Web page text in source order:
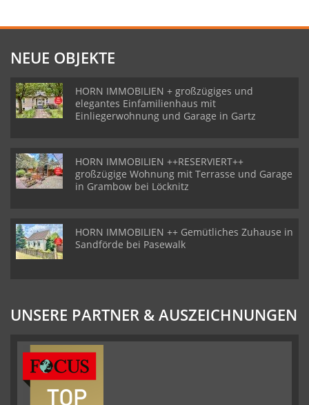
NEUE OBJEKTE
HORN IMMOBILIEN + großzügiges und
elegantes Einfamilienhaus mit
Einliegerwohnung und Garage in Gartz
HORN IMMOBILIEN ++RESERVIERT++
großzügige Wohnung mit Terrasse und Garage
in Grambow bei Löcknitz
HORN IMMOBILIEN ++ Gemütliches Zuhause in
Sandförde bei Pasewalk
UNSERE PARTNER & AUSZEICHNUNGEN